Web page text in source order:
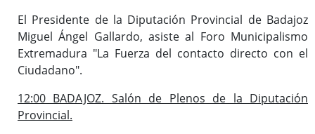
El Presidente de la Diputación Provincial de Badajoz
Miguel Ángel Gallardo, asiste al Foro Municipalismo
Extremadura "La Fuerza del contacto directo con el
Ciudadano".
12:00 BADAJOZ. Salón de Plenos de la Diputación
Provincial.